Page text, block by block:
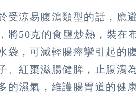
受涼易腹瀉類型的話，應
將50克的食鹽炒熱，裝在
袋，可減輕腸痙攣引起的
、紅棗滋腸健脾，止腹瀉
的濕氣，維護腸胃道的健